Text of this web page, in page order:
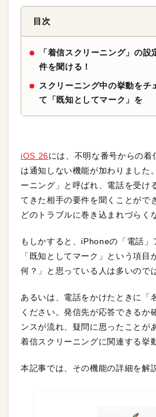
目次
「着信スクリーニング」の
件を聞ける！
スクリーニング中の挙動をチ
て「既知としてマーク」を
iOS 26には、不明な番号からの着
は通知しない機能が加わりました
ーニング」と呼ばれ、電話を受け
てきた相手の要件を聞くことがで
どのトラブルに巻き込まれづらく
もしかすると、iPhoneの「電話」
「既知としてマーク」という項目
何？」と思っている人は多いので
あるいは、電話をかけたときに「
ください。発信先が応答できるか
ンスが流れ、疑問に思ったことが
着信スクリーニングに関連する挙
本記事では、その機能の詳細を解